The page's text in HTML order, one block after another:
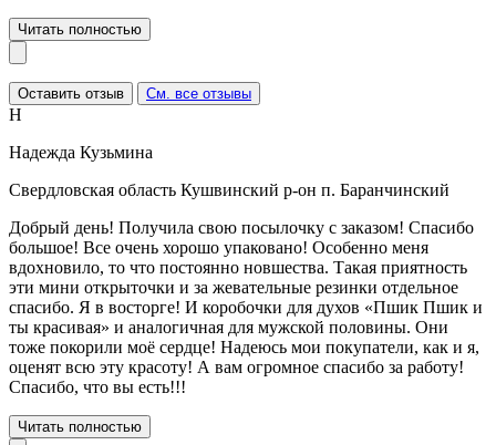
Читать полностью
Оставить отзыв См. все отзывы
Н
Надежда Кузьмина
Свердловская область Кушвинский р-он п. Баранчинский
Добрый день! Получила свою посылочку с заказом! Спасибо
большое! Все очень хорошо упаковано! Особенно меня
вдохновило, то что постоянно новшества. Такая приятность
эти мини открыточки и за жевательные резинки отдельное
спасибо. Я в восторге! И коробочки для духов «Пшик Пшик и
ты красивая» и аналогичная для мужской половины. Они
тоже покорили моё сердце! Надеюсь мои покупатели, как и я,
оценят всю эту красоту! А вам огромное спасибо за работу!
Спасибо, что вы есть!!!
Читать полностью